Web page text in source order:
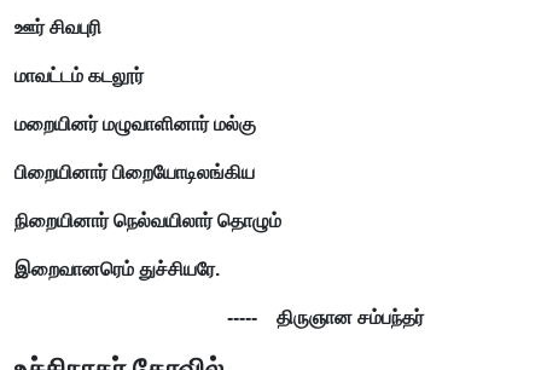
ஊர் சிவபுரி
மாவட்டம் கடலூர்
மறையினர் மழுவாளினார் மல்கு
பிறையினார் பிறையோடிலங்கிய
நிறையினார் நெல்வயிலார் தொழும்
இறைவானரெம் துச்சியரே.
----- திருஞான சம்பந்தர்